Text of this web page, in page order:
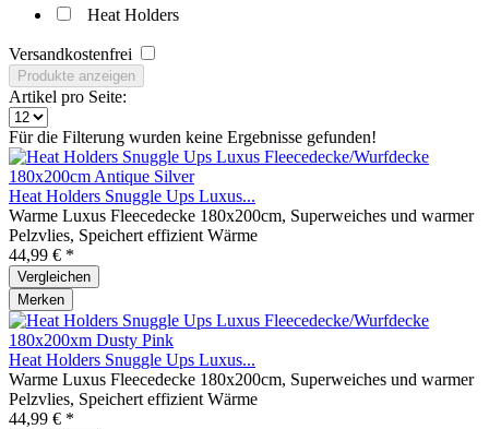
Heat Holders
Versandkostenfrei
Produkte anzeigen
Artikel pro Seite:
Für die Filterung wurden keine Ergebnisse gefunden!
Heat Holders Snuggle Ups Luxus...
Warme Luxus Fleecedecke 180x200cm, Superweiches und warmer
Pelzvlies, Speichert effizient Wärme
44,99 € *
Vergleichen
Merken
Heat Holders Snuggle Ups Luxus...
Warme Luxus Fleecedecke 180x200cm, Superweiches und warmer
Pelzvlies, Speichert effizient Wärme
44,99 € *